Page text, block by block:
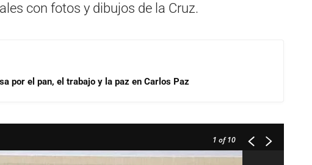
con fotos y dibujos de la Cruz.
por el pan, el trabajo y la paz en Carlos Paz
1 of 10